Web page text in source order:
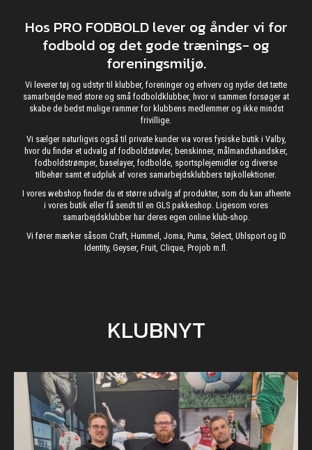
Hos PRO FODBOLD lever og ånder vi for
fodbold og det gode trænings- og
foreningsmiljø.
Vi leverer tøj og udstyr til klubber, foreninger og erhverv og nyder det tætte
samarbejde med store og små fodboldklubber, hvor vi sammen forsøger at
skabe de bedst mulige rammer for klubbens medlemmer og ikke mindst
frivillige.
Vi sælger naturligvis også til private kunder via vores fysiske butik i Valby,
hvor du finder et udvalg af fodboldstøvler, benskinner, målmandshandsker,
fodboldstrømper, baselayer, fodbolde, sportsplejemidler og diverse
tilbehør samt et udpluk af vores samarbejdsklubbers tøjkollektioner.
I vores webshop finder du et større udvalg af produkter, som du kan afhente
i vores butik eller få sendt til en GLS pakkeshop. Ligesom vores
samarbejdsklubber har deres egen online klub-shop.
Vi fører mærker såsom Craft, Hummel, Joma, Puma, Select, Uhlsport og ID
Identity, Geyser, Fruit, Clique, Projob m.fl.
KLUBNYT